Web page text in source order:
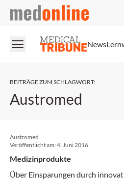
medonline
News
BEITRÄGE ZUM SCHLAGWORT:
Austromed
Austromed
Veröffentlicht am:4. Juni 2016
Medizinprodukte
Über Einsparungen durch